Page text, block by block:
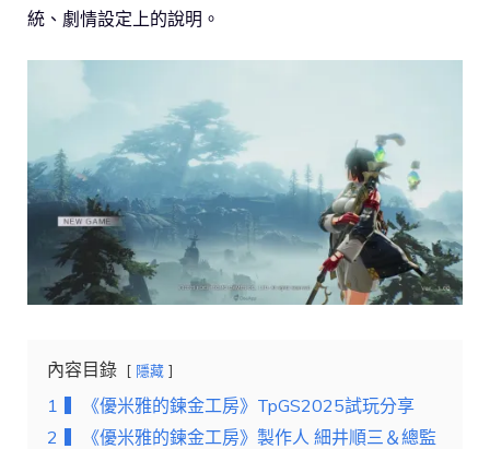
統、劇情設定上的說明。
內容目錄 隱藏
1
▍《優米雅的鍊金工房》TpGS2025試玩分享
2
▍《優米雅的鍊金工房》製作人 細井順三＆總監